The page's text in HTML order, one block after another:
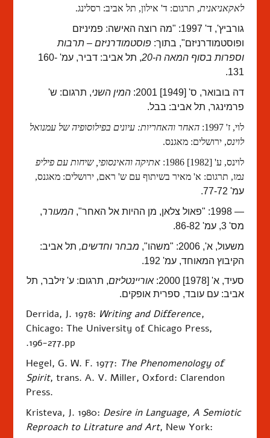
לאקאניאנית, תרגום: ד' אילון, תל אביב: רסלינג.
גורביץ', ד' 1997: "מה רוצה האישה: פמיניזם
ופוסטמודרניזם", בתוך: פוסטמודרניזם – תרבות
וספרות בסוף המאה ה-20
, תל אביב: דביר, עמ' 160-
131.
דה בובואר, ס' [1949] 2001:
המין השני, תרגום: ש'
פרמינגר, תל אביב: בבל.
לוי, ז' 1997:
האחר והאחריות: עיונים בפילוסופיה של עמנואל
לוינס, ירושלים: מאגנס.
לוינס, ע' [1982] 1986:
אתיקה והאינסופי, שיחות עם פיליפ
נמו, תרגום: א' מאיר בשיתוף עם ש' ראם, ירושלים: מאגנס,
עמ' 77-72.
— 1998: "פאול צלאן, מן ההיות אל האחר",
המעורר,
מס' 3, עמ' 86-82.
משעול, א', 2006: "משהו",
מבחר וחדשים,תל אביב:
הקיבוץ המאוחד, עמ' 192.
סעיד, א' [1978] 2000:
אוריינטליזם, תרגום: ע' זילבר, תל
אביב: עם עובד, ספרית אופקים.
Derrida, J. 1978: Writing and Difference,
Chicago: The University of Chicago Press,
pp
.196-277.
Hegel, G. W. F. 1977: The Phenomenology of
Spirit, trans. A. V. Miller, Oxford: Clarendon
Press.
Kristeva, J. 1980: Desire in Language, A Semiotic
Reproach to Litrature and Art, New York: